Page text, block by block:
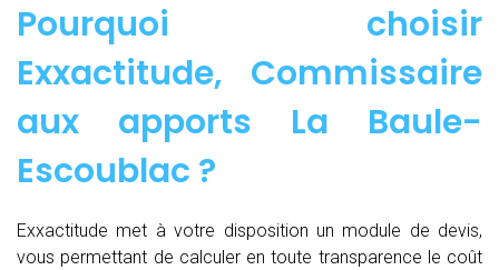
Pourquoi choisir
Exxactitude, Commissaire
aux apports La Baule-
Escoublac ?
Exxactitude met à votre disposition un module de devis,
vous permettant de calculer en toute transparence le coût